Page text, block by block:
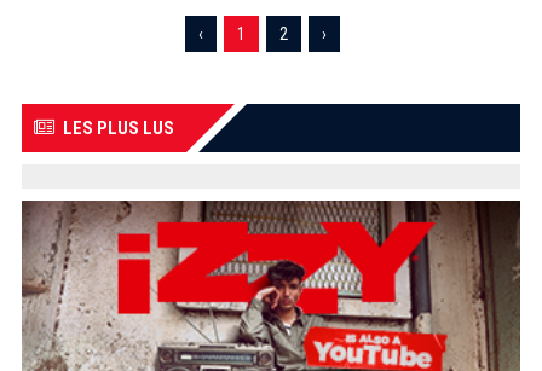
‹ 1 2 ›
LES PLUS LUS